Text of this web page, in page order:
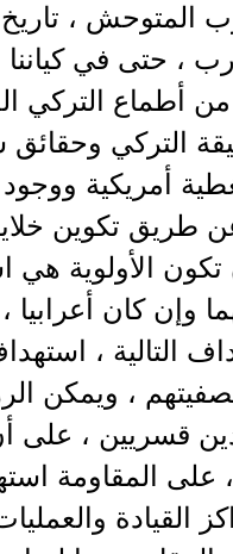
المتوحش ،
، حتى في كياننا
أطماع التركي
التركي وحقائق
أمريكية
طريق تكوين
الأولوية هي
وإن كان أعرابيا
التالية ،
، ويمكن
قسريين ، على
، على المقاومة
والعمليات